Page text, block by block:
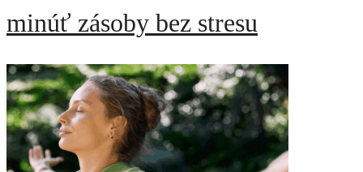
minúť zásoby bez stresu